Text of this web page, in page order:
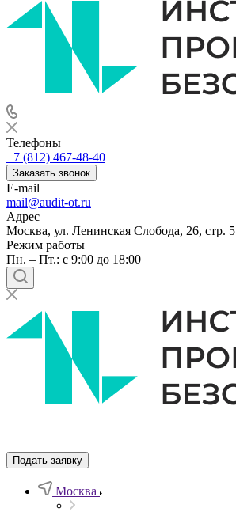
Телефоны
+7 (812) 467-48-40
Заказать звонок
E-mail
mail@audit-ot.ru
Адрес
Москва, ул. Ленинская Слобода, 26, стр. 5
Режим работы
Пн. – Пт.: с 9:00 до 18:00
Подать заявку
Москва